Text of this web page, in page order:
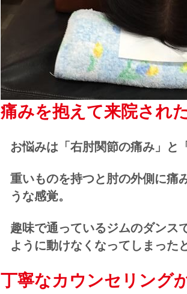
痛みを抱えて来院され
お悩みは「右肘関節の痛み」と
重いものを持つと肘の外側に痛
うな感覚。
趣味で通っているジムのダンス
ように動けなくなってしまった
丁寧なカウンセリング